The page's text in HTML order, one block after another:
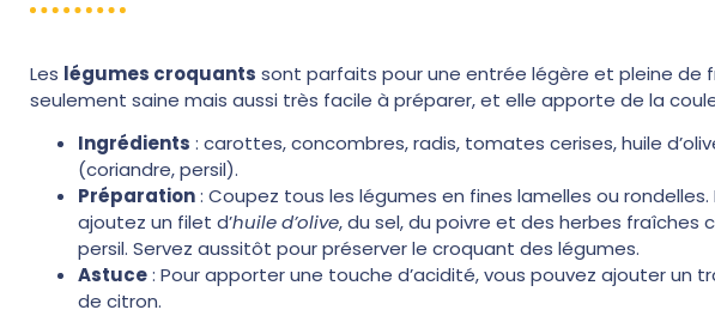
Les légumes croquants sont parfaits pour une entrée légère et pleine de
seulement saine mais aussi très facile à préparer, et elle apporte de la
Ingrédients : carottes, concombres, radis, tomates cerises, huile
(coriandre, persil).
Préparation: Coupez tous les légumes en fines lamelles ou
ajoutez un filet d’huile d’olive, du sel, du poivre et des herbes fraîches
persil. Servez aussitôt pour préserver le croquant des légumes.
Astuce: Pour apporter une touche d’acidité, vous pouvez ajouter un
de citron.